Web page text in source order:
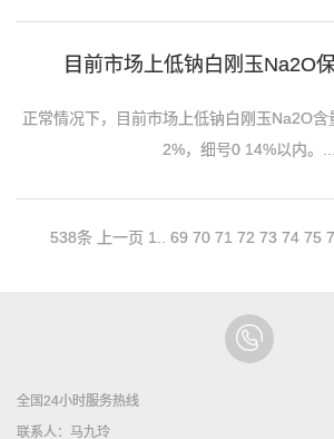
目前市场上低钠白刚玉Na2O
正常情况下，目前市场上低钠白刚玉Na2O
2%，细号0 14%以内。...
538条 上一页 1.. 69 70 71 72 73 74 75
全国24小时服务热线
联系人：马九玲